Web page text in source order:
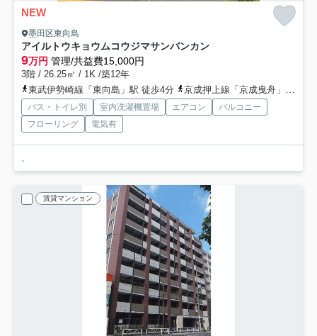
NEW
墨田区東向島
アイルトウキョウムコウジマサンバンカン
9万円 管理/共益費15,000円
3階 / 26.25㎡ / 1K /築12年
東武伊勢崎線「東向島」駅 徒歩4分
京成押上線「京成曳舟」駅 徒歩6分
バス・トイレ別 室内洗濯機置場 エアコン
バルコニー
フローリング
電気有
。
賃貸マンション